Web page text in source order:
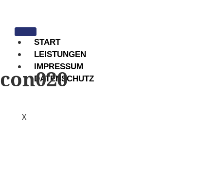
START
LEISTUNGEN
IMPRESSUM
DATENSCHUTZ
X
con020